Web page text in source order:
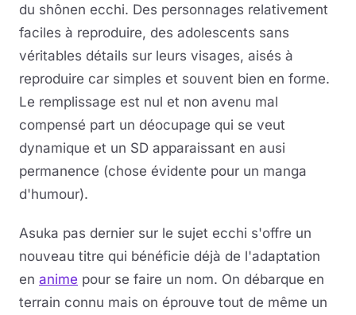
du shônen ecchi. Des personnages relativement
faciles à reproduire, des adolescents sans
véritables détails sur leurs visages, aisés à
reproduire car simples et souvent bien en forme.
Le remplissage est nul et non avenu mal
compensé part un déocupage qui se veut
dynamique et un SD apparaissant en ausi
permanence (chose évidente pour un manga
d'humour).
Asuka pas dernier sur le sujet ecchi s'offre un
nouveau titre qui bénéficie déjà de l'adaptation
en anime pour se faire un nom. On débarque en
terrain connu mais on éprouve tout de même un